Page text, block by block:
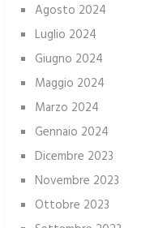
Agosto 2024
Luglio 2024
Giugno 2024
Maggio 2024
Marzo 2024
Gennaio 2024
Dicembre 2023
Novembre 2023
Ottobre 2023